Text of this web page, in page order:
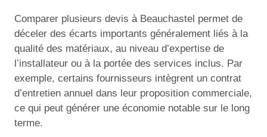
Comparer plusieurs devis à Beauchastel permet de
déceler des écarts importants généralement liés à la
qualité des matériaux, au niveau d’expertise de
l’installateur ou à la portée des services inclus. Par
exemple, certains fournisseurs intègrent un contrat
d’entretien annuel dans leur proposition commerciale,
ce qui peut générer une économie notable sur le long
terme.